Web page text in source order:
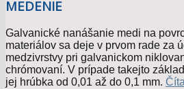
MEDENIE
Galvanické nanášanie medi na
materiálov sa deje v prvom rade za
medzivrstvy pri galvanickom
chrómovaní. V prípade takejto
jej hrúbka od 0,01 až do 0,1 mm.